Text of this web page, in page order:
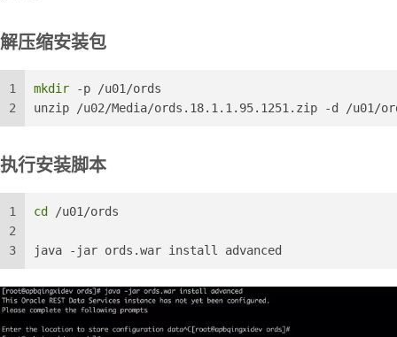
解压缩安装包
1
2
mkdir -p /u01/ords
unzip /u02/Media/ords.18.1.1.95.1251.zip -d /u01/
执行安装脚本
1
2
3
cd /u01/ords
java -jar ords.war install advanced